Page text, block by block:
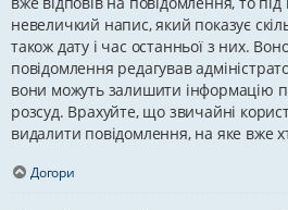
невеличкий напис, який показує
також дату і час останньої з них.
повідомлення редагував
вони можуть залишити інформацію
розсуд. Врахуйте, що звичайні
видалити повідомлення, на яке вже
Догори